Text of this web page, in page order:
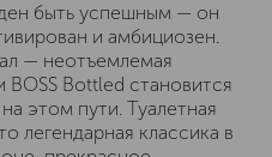
быть успешным — он
и амбициозен.
— неотъемлемая
Bottled становится
этом пути. Туалетная
легендарная классика в